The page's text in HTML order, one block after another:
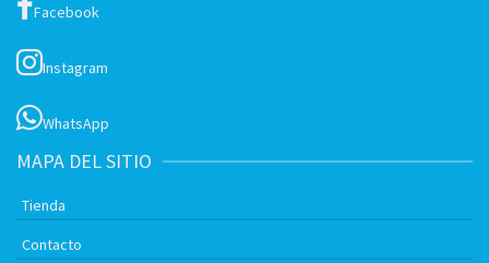
Facebook
Instagram
WhatsApp
MAPA DEL SITIO
Tienda
Contacto